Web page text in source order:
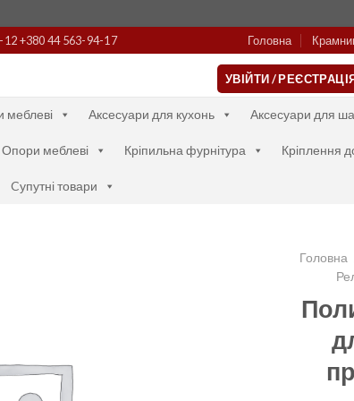
+380 44 563-94-17 Головна
УВІЙТИ /
меблеві Аксесуари для кухонь Аксесуари для
Опори меблеві Кріпильна фурнітура Кріплення
Cупутні товари
Головна